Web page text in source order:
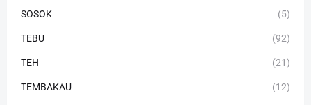
SOSOK (5)
TEBU (92)
TEH (21)
TEMBAKAU (12)